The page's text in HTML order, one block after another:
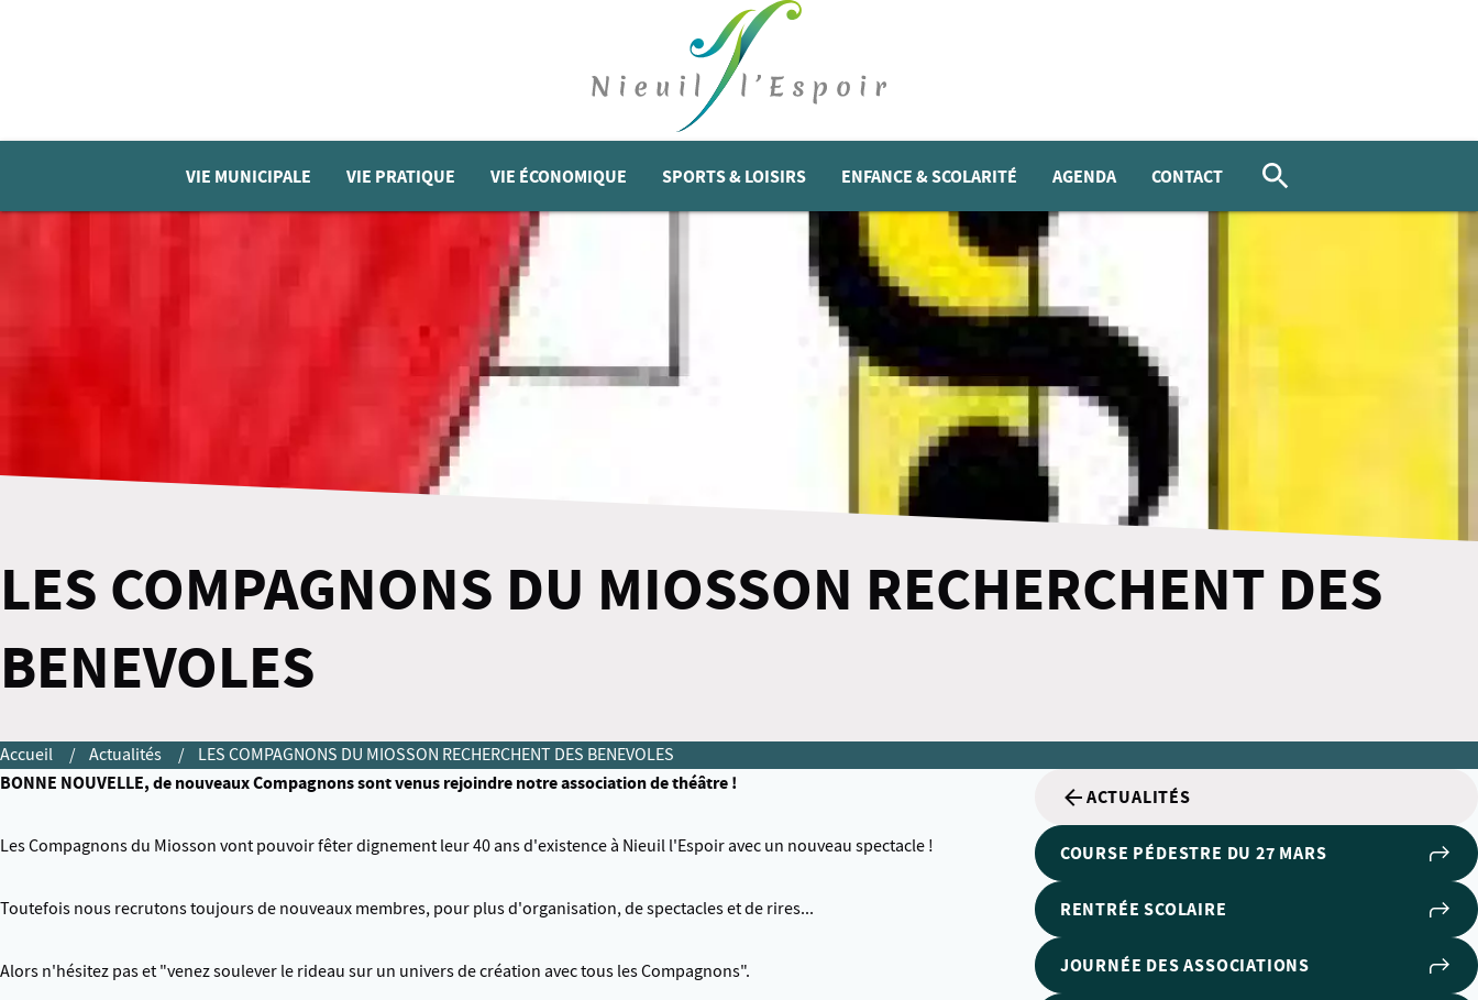
VIE MUNICIPALE VIE PRATIQUE VIE ÉCONOMIQUE SPORTS & LOISIRS ENFANCE & SCOLARITÉ AGENDA CONTACT
LES COMPAGNONS DU MIOSSON RECHERCHENT DES
BENEVOLES
Accueil Actualités LES COMPAGNONS DU MIOSSON RECHERCHENT DES BENEVOLES
BONNE NOUVELLE, de nouveaux Compagnons sont venus rejoindre notre association de théâtre !
Les Compagnons du Miosson vont pouvoir fêter dignement leur 40 ans d'existence à Nieuil l'Espoir avec un nouveau spectacle !
Toutefois nous recrutons toujours de nouveaux membres, pour plus d'organisation, de spectacles et de rires...
Alors n'hésitez pas et "venez soulever le rideau sur un univers de création avec tous les Compagnons".
ACTUALITÉS
COURSE PÉDESTRE DU 27 MARS
RENTRÉE SCOLAIRE
JOURNÉE DES ASSOCIATIONS